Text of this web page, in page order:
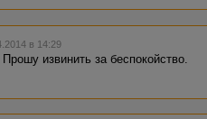
в 14:29
извинить за беспокойство.